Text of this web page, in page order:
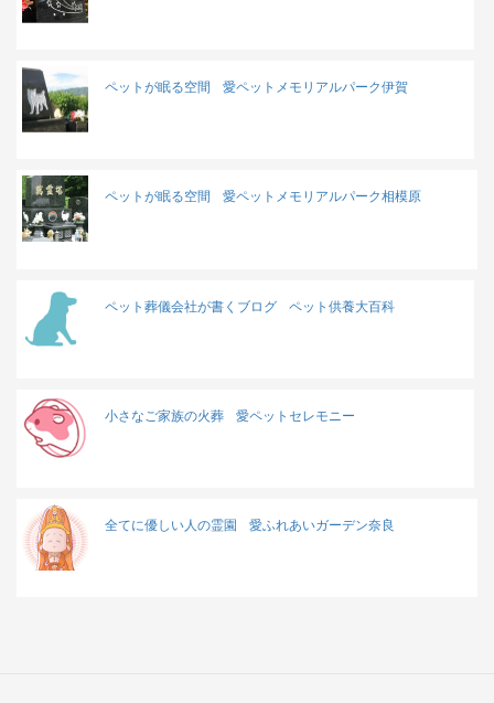
ペットが眠る空間 愛ペットメモリアルパーク伊賀
ペットが眠る空間 愛ペットメモリアルパーク相模原
ペット葬儀会社が書くブログ ペット供養大百科
小さなご家族の火葬 愛ペットセレモニー
全てに優しい人の霊園 愛ふれあいガーデン奈良